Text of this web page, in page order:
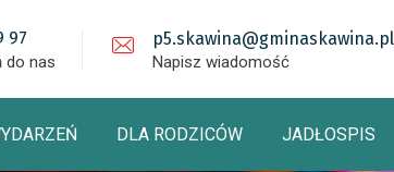
97
do nas
p5.skawina@gminaskawina.pl
Napisz wiadomość
DLA RODZICÓW JADŁOSPIS